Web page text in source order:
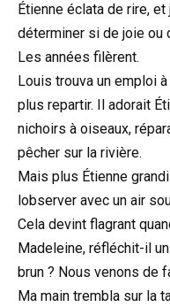
Étienne éclata de rire,
déterminer si de joie ou
Les années filèrent.
Louis trouva un emploi
plus repartir. Il adorait
nichoirs à oiseaux,
pêcher sur la rivière.
Mais plus Étienne
lobserver avec un air
Cela devint flagrant
Madeleine, réfléchit-il
brun ? Nous venons de
Ma main trembla sur la